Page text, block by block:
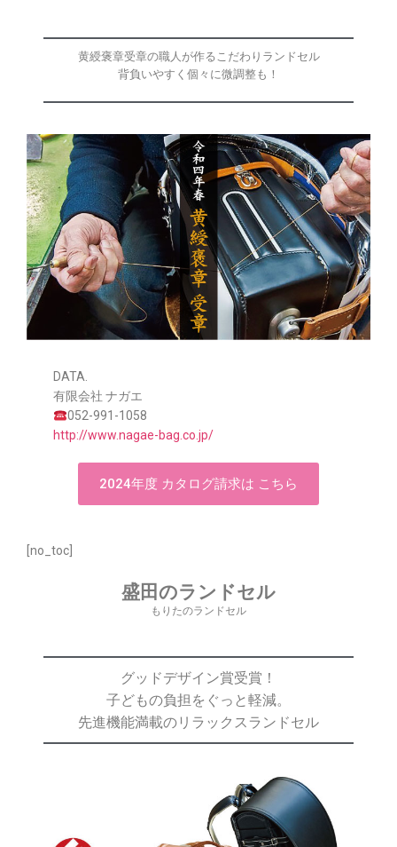
黄綬褒章受章の職人が作るこだわりランドセル
背負いやすく個々に微調整も！
DATA.
有限会社 ナガエ
052-991-1058
http://www.nagae-bag.co.jp/
2024年度 カタログ請求は こちら
[no_toc]
盛田のランドセル
もりたのランドセル
グッドデザイン賞受賞！
子どもの負担をぐっと軽減。
先進機能満載のリラックスランドセル